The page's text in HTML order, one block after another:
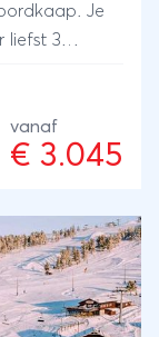
Je
liefst 3
en
ruige
hoge
’s avonds
vanaf
€ 3.045